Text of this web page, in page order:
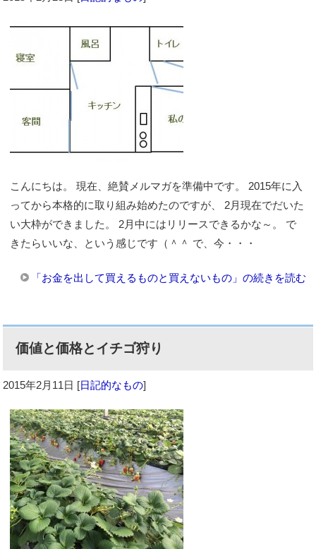
こんにちは。 現在、絶賛メルマガを準備中です。 2015年に入
ってから本格的に取り組み始めたのですが、 2月現在でだいた
い大枠ができました。 2月中にはリリースできるかな～。 で
きたらいいな、という感じです（＾＾ で、今・・・
「お金を出して買えるものと買えないもの」の続きを読む
価値と価格とイチゴ狩り
2015年2月11日 [日記的なもの]